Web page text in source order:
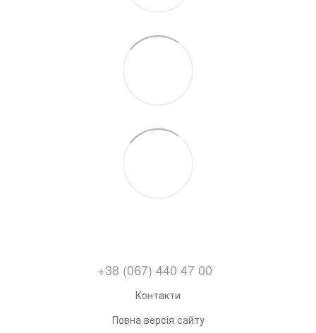
+38 (067) 440 47 00
Контакти
Повна версія сайту